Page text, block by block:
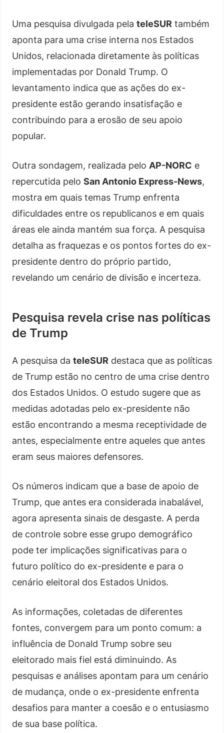
Uma pesquisa divulgada pela teleSUR também
aponta para uma crise interna nos Estados
Unidos, relacionada diretamente às políticas
implementadas por Donald Trump. O
levantamento indica que as ações do ex-
presidente estão gerando insatisfação e
contribuindo para a erosão de seu apoio
popular.
Outra sondagem, realizada pelo AP-NORC e
repercutida pelo San Antonio Express-News,
mostra em quais temas Trump enfrenta
dificuldades entre os republicanos e em quais
áreas ele ainda mantém sua força. A pesquisa
detalha as fraquezas e os pontos fortes do ex-
presidente dentro do próprio partido,
revelando um cenário de divisão e incerteza.
Pesquisa revela crise nas políticas
de Trump
A pesquisa da teleSUR destaca que as políticas
de Trump estão no centro de uma crise dentro
dos Estados Unidos. O estudo sugere que as
medidas adotadas pelo ex-presidente não
estão encontrando a mesma receptividade de
antes, especialmente entre aqueles que antes
eram seus maiores defensores.
Os números indicam que a base de apoio de
Trump, que antes era considerada inabalável,
agora apresenta sinais de desgaste. A perda
de controle sobre esse grupo demográfico
pode ter implicações significativas para o
futuro político do ex-presidente e para o
cenário eleitoral dos Estados Unidos.
As informações, coletadas de diferentes
fontes, convergem para um ponto comum: a
influência de Donald Trump sobre seu
eleitorado mais fiel está diminuindo. As
pesquisas e análises apontam para um cenário
de mudança, onde o ex-presidente enfrenta
desafios para manter a coesão e o entusiasmo
de sua base política.